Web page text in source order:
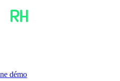
démo